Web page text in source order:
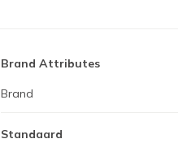
Brand Attributes
Brand
Standaard